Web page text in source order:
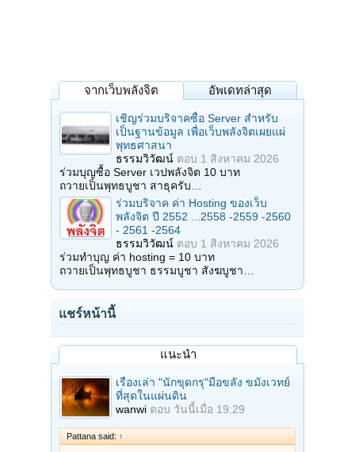
จากเว็บพลังจิต อัพเดทล่าสุด
เชิญร่วมบริจาคซื้อ Server สำหรับ
เป็นฐานข้อมูล เพื่อเว็บพลังจิตเผยแผ่
พุทธศาสนา
ธรรมวิวัฒน์ ตอบ 1 สิงหาคม 2026
ร่วมบุญซื้อ Server เวปพลังจิต 10 บาท
ถวายเป็นพุทธบูชา สาธุครับ…
ร่วมบริจาค ค่า Hosting ของเว็บ
พลังจิต ปี 2552 ...2558 -2559 -2560
- 2561 -2564
ธรรมวิวัฒน์ ตอบ 1 สิงหาคม 2026
ร่วมทำบุญ ค่า hosting = 10 บาท
ถวายเป็นพุทธบูชา ธรรมบูชา สังฆบูชา…
แชร์หน้านี้
แนะนำ
เรื่องเล่า "นักขุดกรุ"มือขลัง ขมังเวทย์
ที่สุดในแผ่นดิน
wanwi ตอบ วันนี้เมื่อ 19:29
Pattana said: ↑